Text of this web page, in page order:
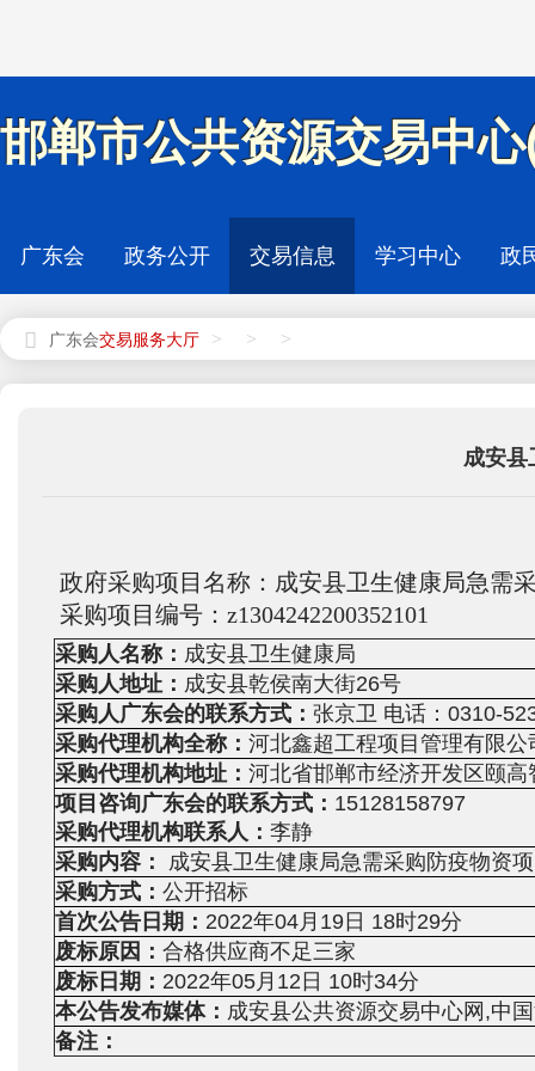
邯郸市公共资源交易中
广东会 政务公开 交易信息 学习中心 政
广东会 > > >
成安县
政府采购项目名称：成安县卫生健康局急需
采购项目编号：z1304242200352101
采购人名称： 成安县卫生健康局
采购人地址： 成安县乾侯南大街26号
采购人广东会的联系方式： 张京卫 电话：0310-
采购代理机构全称： 河北鑫超工程项目管理有限公
采购代理机构地址： 河北省邯郸市经济开发区颐
项目咨询广东会的联系方式： 15128158797
采购代理机构联系人： 李静
采购内容：
成安县卫生健康局急需采购防疫物资
采购方式： 公开招标
首次公告日期： 2022年04月19日 18时29分
废标原因： 合格供应商不足三家
废标日期： 2022年05月12日 10时34分
本公告发布媒体： 成安县公共资源交易中心网,中
备注：